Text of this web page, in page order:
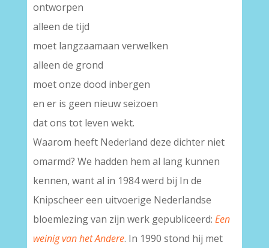
ontworpen
alleen de tijd
moet langzaamaan verwelken
alleen de grond
moet onze dood inbergen
en er is geen nieuw seizoen
dat ons tot leven wekt.
Waarom heeft Nederland deze dichter niet
omarmd? We hadden hem al lang kunnen
kennen, want al in 1984 werd bij In de
Knipscheer een uitvoerige Nederlandse
bloemlezing van zijn werk gepubliceerd: Een
weinig van het Andere. In 1990 stond hij met